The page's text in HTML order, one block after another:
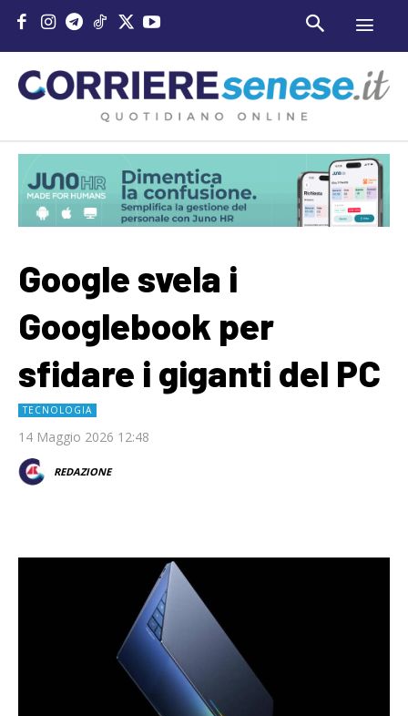
Google svela i
Googlebook per
sfidare i giganti del PC
TECNOLOGIA
14 Maggio 2026 12:48
REDAZIONE